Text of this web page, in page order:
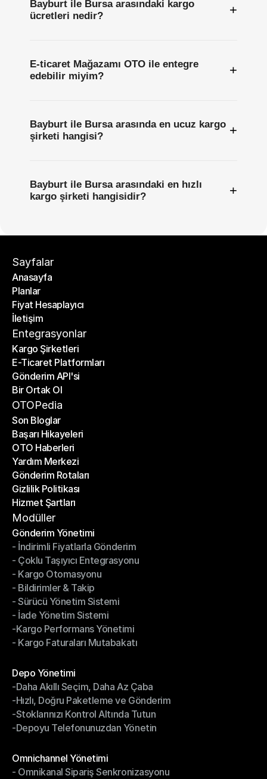
Bayburt ile Bursa arasındaki kargo
ücretleri nedir?
+
E-ticaret Mağazamı OTO ile entegre
edebilir miyim?
+
Bayburt ile Bursa arasında en ucuz kargo
şirketi hangisi?
+
Bayburt ile Bursa arasındaki en hızlı
kargo şirketi hangisidir?
+
Sayfalar
Anasayfa
Anasayfa
Planlar
Planlar
Fiyat Hesaplayıcı
Fiyat Hesaplayıcı
İletişim
İletişim
Entegrasyonlar
Kargo Şirketleri
Kargo Şirketleri
E-Ticaret Platformları
E-Ticaret Platformları
Gönderim API'si
Gönderim API'si
Bir Ortak Ol
Bir Ortak Ol
OTOPedia
Son Bloglar
Son Bloglar
Başarı Hikayeleri
Başarı Hikayeleri
OTO Haberleri
OTO Haberleri
Yardım Merkezi
Yardım Merkezi
Gönderim Rotaları
Gönderim Rotaları
Gizlilik Politikası
Gizlilik Politikası
Hizmet Şartları
Hizmet Şartları
Modüller
Gönderim Yönetimi
Gönderim Yönetimi
- İndirimli Fiyatlarla Gönderim
- İndirimli Fiyatlarla Gönderim
- Çoklu Taşıyıcı Entegrasyonu
- Çoklu Taşıyıcı Entegrasyonu
- Kargo Otomasyonu
- Kargo Otomasyonu
- Bildirimler & Takip
- Bildirimler & Takip
- Sürücü Yönetim Sistemi
- Sürücü Yönetim Sistemi
- İade Yönetim Sistemi
- İade Yönetim Sistemi
-Kargo Performans Yönetimi
-Kargo Performans Yönetimi
- Kargo Faturaları Mutabakatı
Depo Yönetimi
Depo Yönetimi
-Daha Akıllı Seçim, Daha Az Çaba
-Daha Akıllı Seçim, Daha Az Çaba
-Hızlı, Doğru Paketleme ve Gönderim
-Hızlı, Doğru Paketleme ve Gönderim
-Stoklarınızı Kontrol Altında Tutun
-Stoklarınızı Kontrol Altında Tutun
-Depoyu Telefonunuzdan Yönetin
Omnichannel Yönetimi
Omnichannel Yönetimi
- Omnikanal Sipariş Senkronizasyonu